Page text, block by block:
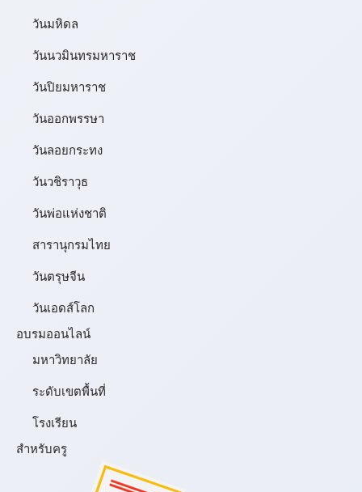
วันมหิดล
วันนวมินทรมหาราช
วันปิยมหาราช
วันออกพรรษา
วันลอยกระทง
วันวชิราวุธ
วันพ่อแห่งชาติ
สารานุกรมไทย
วันตรุษจีน
วันเอดส์โลก
อบรมออนไลน์
มหาวิทยาลัย
ระดับเขตพื้นที่
โรงเรียน
สำหรับครู